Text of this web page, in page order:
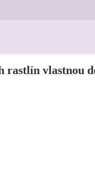
rastlín vlastnou